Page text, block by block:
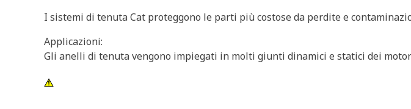
I sistemi di tenuta Cat proteggono le parti più costose da perdite e
Applicazioni:
Gli anelli di tenuta vengono impiegati in molti giunti dinamici e statici dei